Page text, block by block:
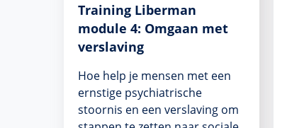
Training Liberman
module 4: Omgaan met
verslaving
Hoe help je mensen met een
ernstige psychiatrische
stoornis en een verslaving om